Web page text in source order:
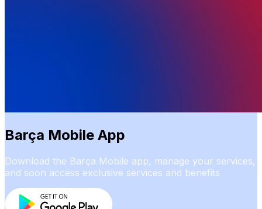
Barça Mobile App
Download the Barça Mobile app, manage your services,
and soon access exclusive services and benefits